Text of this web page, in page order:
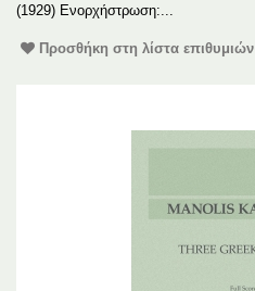
(1929) Ενορχήστρωση:...
Προσθήκη στη λίστα επιθυμιών